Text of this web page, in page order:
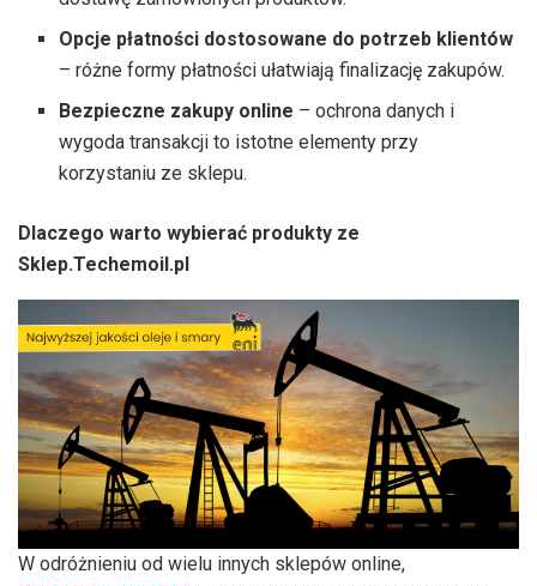
Opcje płatności dostosowane do potrzeb klientów
– różne formy płatności ułatwiają finalizację zakupów.
Bezpieczne zakupy online – ochrona danych i
wygoda transakcji to istotne elementy przy
korzystaniu ze sklepu.
Dlaczego warto wybierać produkty ze
Sklep.Techemoil.pl
W odróżnieniu od wielu innych sklepów online,